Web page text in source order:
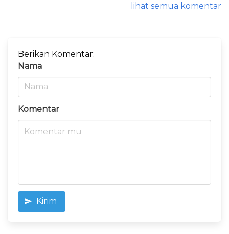
lihat semua komentar
Berikan Komentar:
Nama
Komentar
Kirim